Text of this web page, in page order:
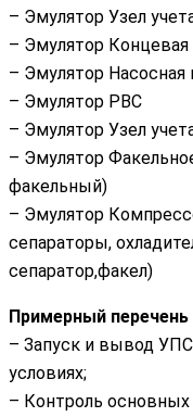
– Эмулятор Узел
– Эмулятор Концевая
– Эмулятор Насосная
– Эмулятор РВС
– Эмулятор Узел
– Эмулятор
факельный)
– Эмулятор
сепараторы,
сепаратор,факел)
Примерный
– Запуск и вывод
условиях;
– Контроль